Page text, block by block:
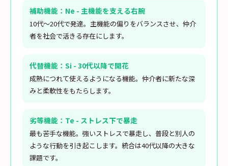
補助機能：Ne - 主機能を支える右腕
10代〜20代で発達。主機能の偏りをバランスさせ、仲介
者を社会で活きる存在にします。
代替機能：Si - 30代以降で開花
成熟につれて使えるようになる機能。仲介者に新たな深
みと柔軟性をもたらします。
劣等機能：Te - ストレス下で暴走
最も苦手な機能。強いストレスで暴走し、普段と別人の
ような行動を引き起こします。統合は40代以降の大きな
課題です。